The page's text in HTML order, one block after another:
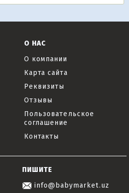
О НАС
О компании
Карта сайта
Реквизиты
Отзывы
Пользовательское
соглашение
Контакты
ПИШИТЕ
info@babymarket.uz